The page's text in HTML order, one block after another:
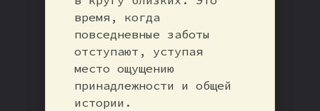
время, когда
повседневные заботы
отступают, уступая
место ощущению
принадлежности и общей
истории.